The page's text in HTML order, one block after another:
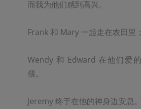
而我为他们感到高兴。
Frank 和 Mary 一起走在农田里；
Wendy 和 Edward 在他们爱
偎。
Jeremy 终于在他的神身边安息。